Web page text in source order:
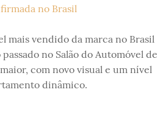
mais vendido da marca no Brasil
no Salão do Automóvel de
com novo visual e um nível
dinâmico.